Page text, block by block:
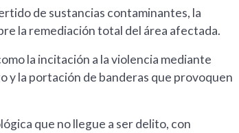
de sustancias contaminantes, la
la remediación total del área afectada.
la incitación a la violencia mediante
y la portación de banderas que provoquen
que no llegue a ser delito, con